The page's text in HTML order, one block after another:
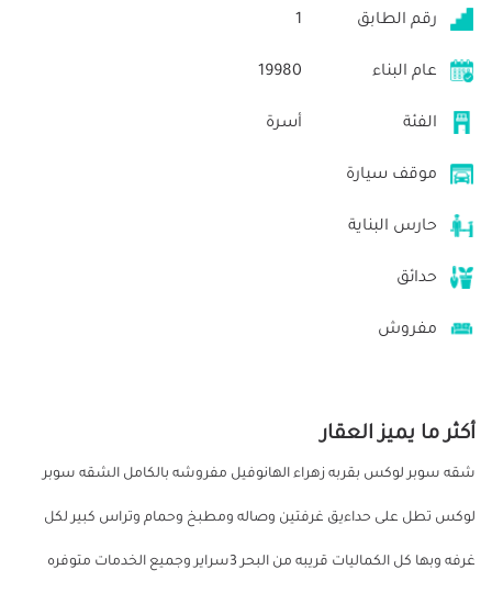
رقم الطابق 1
عام البناء 19980
الفئة أسرة
موقف سيارة
حارس البناية
حدائق
مفروش
أكثر ما يميز العقار
شقه سوبر لوكس بقربه زهراء الهانوفيل مفروشه بالكامل الشقه سوبر
لوكس تطل على حداءيق غرفتين وصاله ومطبخ وحمام وتراس كبير لكل
غرفه وبها كل الكماليات قريبه من البحر 3سراير وجميع الخدمات متوفره